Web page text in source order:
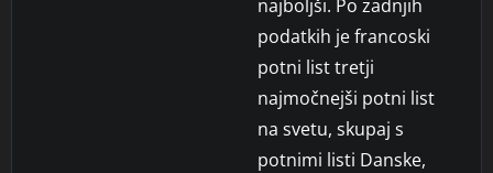
najboljši. Po zadnjih
podatkih je francoski
potni list tretji
najmočnejši potni list
na svetu, skupaj s
potnimi listi Danske,